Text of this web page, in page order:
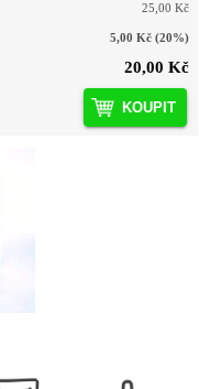
25,00 Kč
5,00 Kč (20%)
20,00 Kč
KOUPIT